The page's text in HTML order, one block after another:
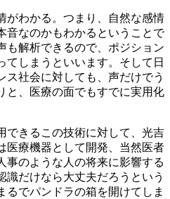
がわかる。つまり、自然な感情
音なのかもわかるということで
も解析できるので、ポジション
てしまうといいます。そして日
ス社会に対しても、声だけでう
と、医療の面でもすでに実用化
できるこの技術に対して、光吉
医療機器として開発、当然医者
事のような人の将来に影響する
識だけなら大丈夫だろうという
るでパンドラの箱を開けてしま